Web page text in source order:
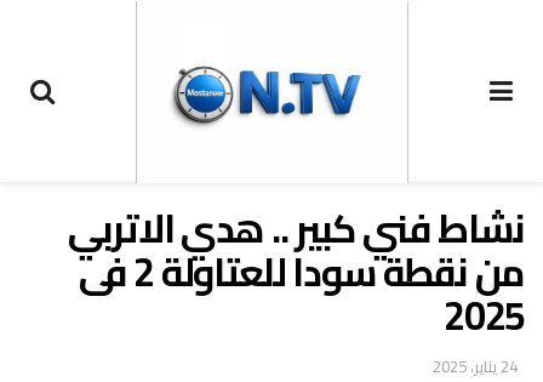
نشاط فني كبير .. هدي الاتربي
من نقطة سودا للعتاولة 2 فى
2025
24 يناير، 2025